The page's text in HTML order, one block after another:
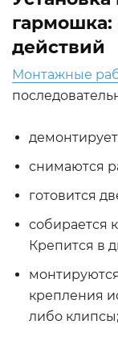
гармошка:
действий
Монтажные
снимаются
готовится
собирается
Крепится в
крепления
либо клипсы;